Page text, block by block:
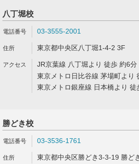
八丁堀校
03-3555-2001
東京都中央区八丁堀1-4-2 3F
JR京葉線 八丁堀より 徒歩 約6分
東京メトロ日比谷線 茅場町より
東京メトロ銀座線 日本橋より 徒
勝どき校
03-3536-1761
東京都中央区勝どき3-3-19 勝ど